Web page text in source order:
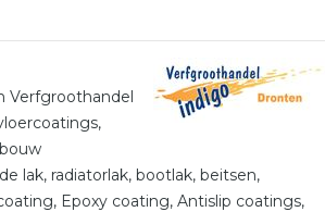
Verfgroothandel
lak, radiatorlak, bootlak, beitsen,
Epoxy coating, Antislip coatings,